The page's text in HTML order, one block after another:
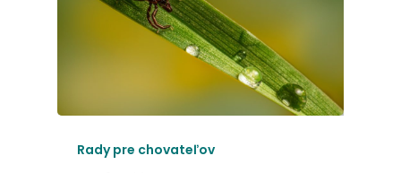
Rady pre chovateľov